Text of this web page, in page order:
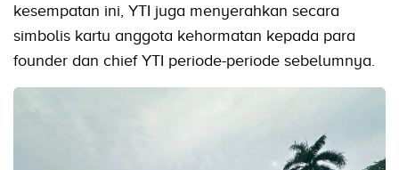
kesempatan ini, YTI juga menyerahkan secara
simbolis kartu anggota kehormatan kepada para
founder dan chief YTI periode-periode sebelumnya.